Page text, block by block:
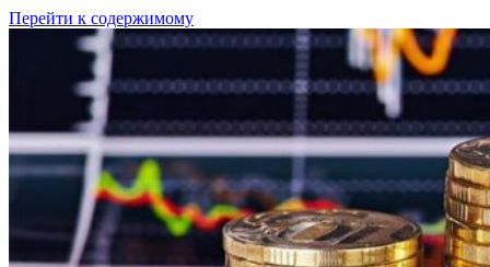
Перейти к содержимому